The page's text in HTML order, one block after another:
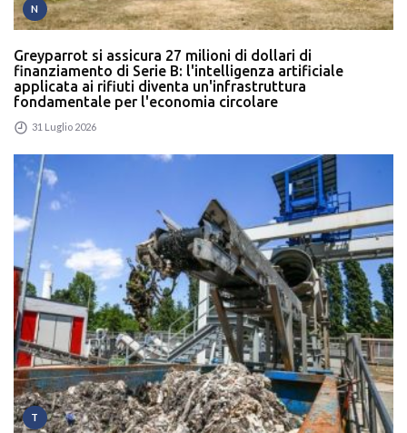
N
Greyparrot si assicura 27 milioni di dollari di
finanziamento di Serie B: l'intelligenza artificiale
applicata ai rifiuti diventa un'infrastruttura
fondamentale per l'economia circolare
31 Luglio 2026
T